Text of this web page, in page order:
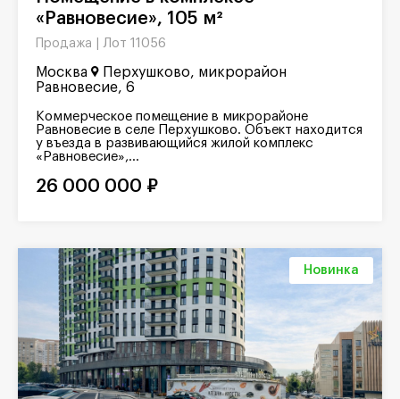
«Равновесие», 105 м²
Продажа | Лот 11056
Москва
Перхушково, микрорайон
Равновесие, 6
Коммерческое помещение в микрорайоне
Равновесие в селе Перхушково. Объект находится
у въезда в развивающийся жилой комплекс
«Равновесие»,...
26 000 000 ₽
Новинка